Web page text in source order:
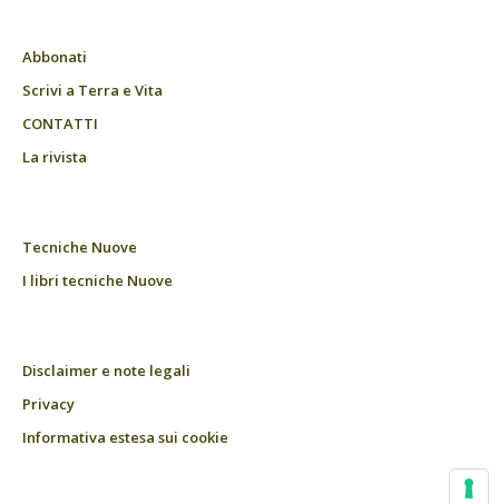
Abbonati
Scrivi a Terra e Vita
CONTATTI
La rivista
Tecniche Nuove
I libri tecniche Nuove
Disclaimer e note legali
Privacy
Informativa estesa sui cookie